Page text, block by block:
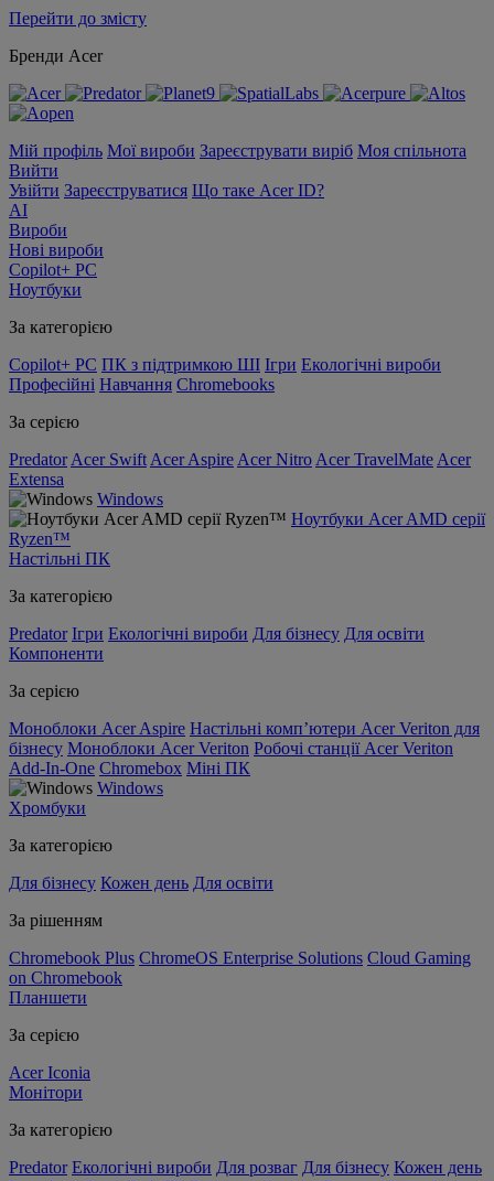
Перейти до змісту
Бренди Acer
Мій профіль Мої вироби Зареєструвати виріб Моя спільнота
Вийти
Увійти Зареєструватися Що таке Acer ID?
AI
Вироби
Нові вироби
Copilot+ PC
Ноутбуки
За категорією
Copilot+ PC ПК з підтримкою ШІ Ігри Екологічні вироби
Професійні Навчання Chromebooks
За серією
Predator Acer Swift Acer Aspire Acer Nitro Acer TravelMate Acer
Extensa
Windows
Ноутбуки Acer AMD серії
Ryzen™
Настільні ПК
За категорією
Predator Ігри Екологічні вироби Для бізнесу Для освіти
Компоненти
За серією
Моноблоки Acer Aspire Настільні комп’ютери Acer Veriton для
бізнесу Моноблоки Acer Veriton Робочі станції Acer Veriton
Add-In-One Chromebox Міні ПК
Windows
Хромбуки
За категорією
Для бізнесу Кожен день Для освіти
За рішенням
Chromebook Plus ChromeOS Enterprise Solutions Cloud Gaming
on Chromebook
Планшети
За серією
Acer Iconia
Монітори
За категорією
Predator Екологічні вироби Для розваг Для бізнесу Кожен день